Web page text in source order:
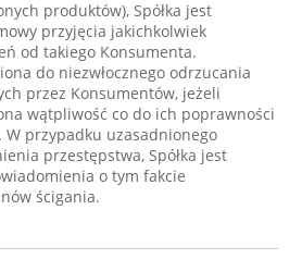
produktów), Spółka jest
przyjęcia jakichkolwiek
od takiego Konsumenta.
do niezwłocznego odrzucania
przez Konsumentów, jeżeli
wątpliwość co do ich poprawności
przypadku uzasadnionego
przestępstwa, Spółka jest
o tym fakcie
ścigania.